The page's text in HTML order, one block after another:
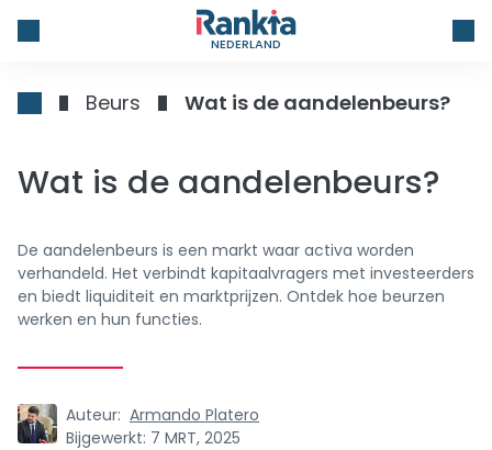
NEDERLAND
Beurs Wat is de aandelenbeurs?
Wat is de aandelenbeurs?
De aandelenbeurs is een markt waar activa worden
verhandeld. Het verbindt kapitaalvragers met investeerders
en biedt liquiditeit en marktprijzen. Ontdek hoe beurzen
werken en hun functies.
Auteur: Armando Platero
Bijgewerkt: 7 MRT, 2025